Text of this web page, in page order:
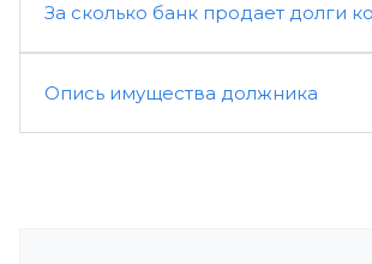
За сколько банк продает долги
Опись имущества должника